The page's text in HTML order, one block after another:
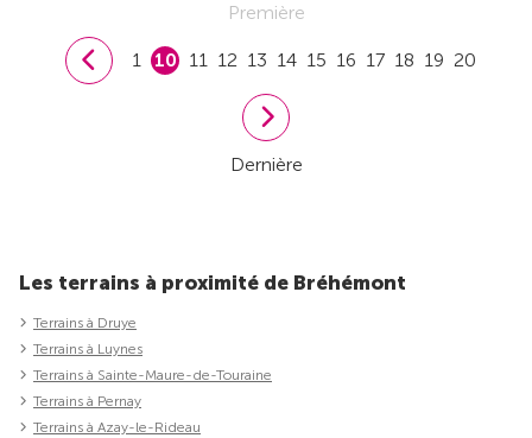
Première
1 10 11 12 13 14 15 16 17 18 19 20
Dernière
Les terrains à proximité de Bréhémont
Terrains à Druye
Terrains à Luynes
Terrains à Sainte-Maure-de-Touraine
Terrains à Pernay
Terrains à Azay-le-Rideau